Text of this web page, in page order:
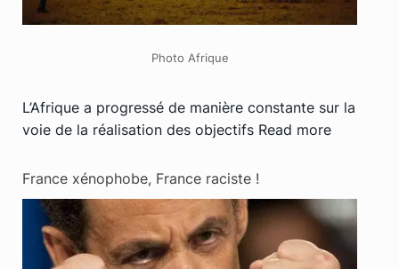
Photo Afrique
L’Afrique a progressé de manière constante sur la
voie de la réalisation des objectifs Read more
France xénophobe, France raciste !